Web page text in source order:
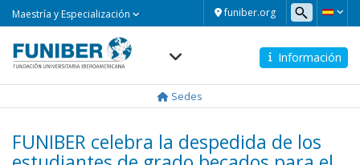
funiber.org
Maestría y Especialización
Información
Sedes
FUNIBER celebra la despedida de los